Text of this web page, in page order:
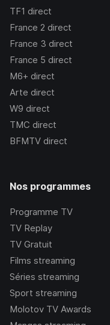
TF1 direct
France 2 direct
France 3 direct
France 5 direct
M6+ direct
Arte direct
W9 direct
TMC direct
BFMTV direct
Nos programmes
Programme TV
TV Replay
TV Gratuit
Films streaming
Séries streaming
Sport streaming
Molotov TV Awards